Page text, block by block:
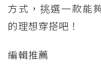
方式，挑選一款能
的理想穿搭吧！
編輯推薦